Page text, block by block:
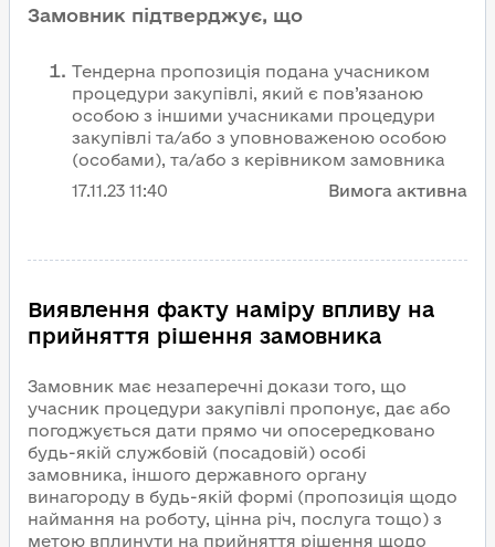
Замовник підтверджує, що
Тендерна пропозиція подана учасником
процедури закупівлі, який є пов’язаною
особою з іншими учасниками процедури
закупівлі та/або з уповноваженою особою
(особами), та/або з керівником замовника
17.11.23 11:40 Вимога активна
Виявлення факту наміру впливу на
прийняття рішення замовника
Замовник має незаперечні докази того, що
учасник процедури закупівлі пропонує, дає або
погоджується дати прямо чи опосередковано
будь-якій службовій (посадовій) особі
замовника, іншого державного органу
винагороду в будь-якій формі (пропозиція щодо
наймання на роботу, цінна річ, послуга тощо) з
метою вплинути на прийняття рішення щодо